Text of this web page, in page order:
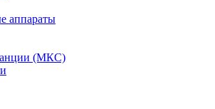
аппараты
(МКС)